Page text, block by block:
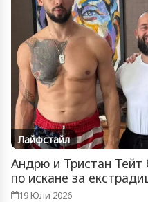
Лайфстайл
Андрю и Тристан
по искане за
19 Юли 2026